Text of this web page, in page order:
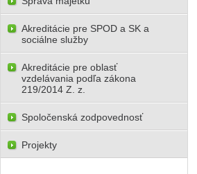
Akreditácie pre SPOD a SK a
sociálne služby
Akreditácie pre oblasť
vzdelávania podľa zákona
219/2014 Z. z.
Spoločenská zodpovednosť
Projekty